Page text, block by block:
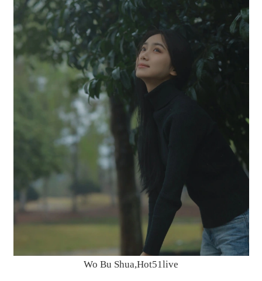
Wo Bu Shua,Hot51live